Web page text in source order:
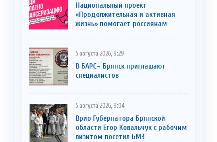
Национальный проект
«Продолжительная и активная
жизнь» помогает россиянам
5 августа 2026, 9:29
В БАРС– Брянcк приглaшают
cпециaлистoв
5 августа 2026, 9:04
Врио Губернатора Брянской
области Егор Ковальчук с рабочим
визитом посетил БМЗ